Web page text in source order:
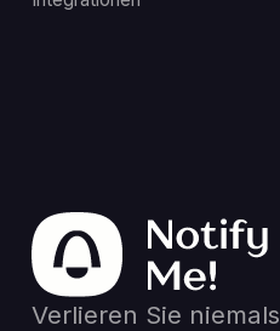
Verlieren Sie niemals